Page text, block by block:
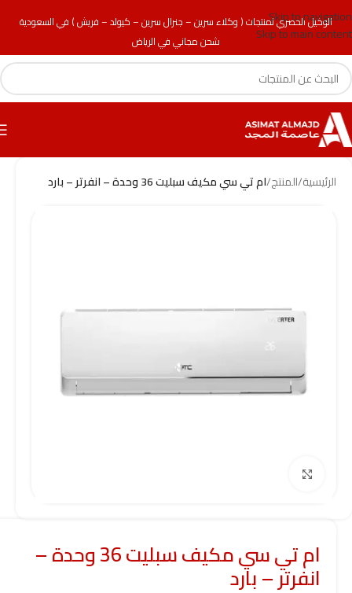
الوكيل الحصري لمنتجات ( وكلاء سرين – جنرال سرين – كيولد – فريش ) في السعودية
شحن مجاني في الرياض
Skip to navigation
Skip to main content
الرئيسية/المنتج/ام تي سي مكيف سبليت 36 وحدة – انفرتر – بارد
ام تي سي مكيف سبليت 36 وحدة –
انفرتر – بارد